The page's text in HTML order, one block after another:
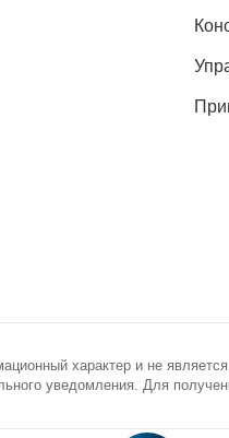
характер и не
уведомления. Для